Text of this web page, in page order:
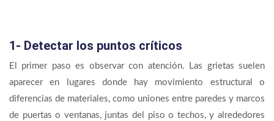
1- Detectar los puntos críticos
El primer paso es observar con atención. Las grietas suelen
aparecer en lugares donde hay movimiento estructural o
diferencias de materiales, como uniones entre paredes y marcos
de puertas o ventanas, juntas del piso o techos, y alrededores